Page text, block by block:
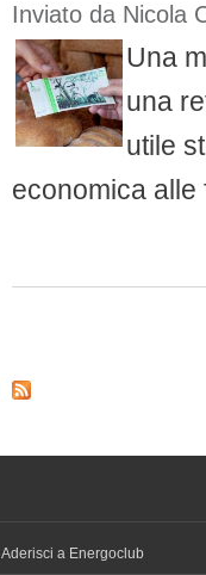
Inviato da Nicola
Una
una
utile
economica alle
Aderisci a Energoclub